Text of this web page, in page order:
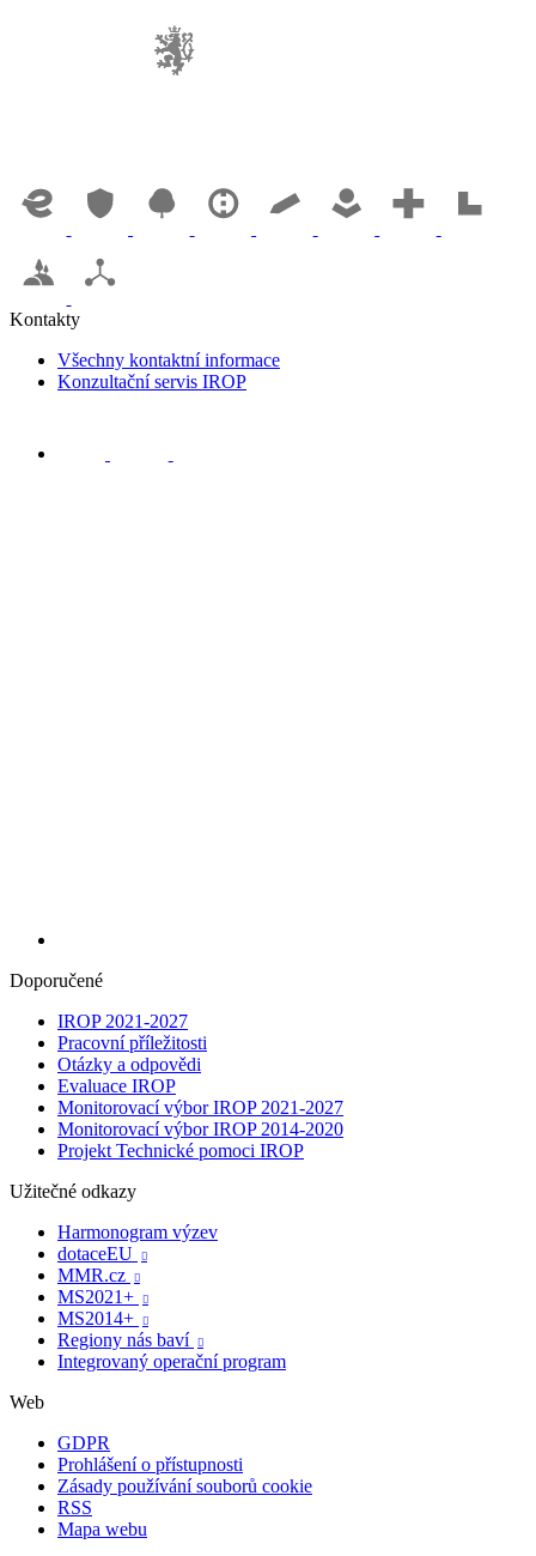
Kontakty
Všechny kontaktní informace
Konzultační servis IROP
Doporučené
IROP 2021-2027
Pracovní příležitosti
Otázky a odpovědi
Evaluace IROP
Monitorovací výbor IROP 2021-2027
Monitorovací výbor IROP 2014-2020
Projekt Technické pomoci IROP
Užitečné odkazy
Harmonogram výzev
dotaceEU

MMR.cz 
MS2021+ 
MS2014+ 
Regiony nás baví 
Integrovaný operační program
Web
GDPR
Prohlášení o přístupnosti
Zásady používání souborů cookie
RSS
Mapa webu